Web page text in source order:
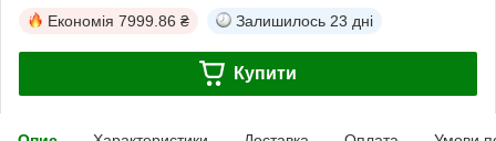
Економія 7999.86 ₴ Залишилось 23 дні
Купити